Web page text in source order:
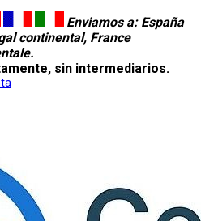
Enviamos a: España
continental, France
sin intermediarios.